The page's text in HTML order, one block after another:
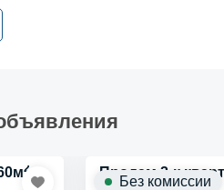
2 Продам 2-к
Без комиссии